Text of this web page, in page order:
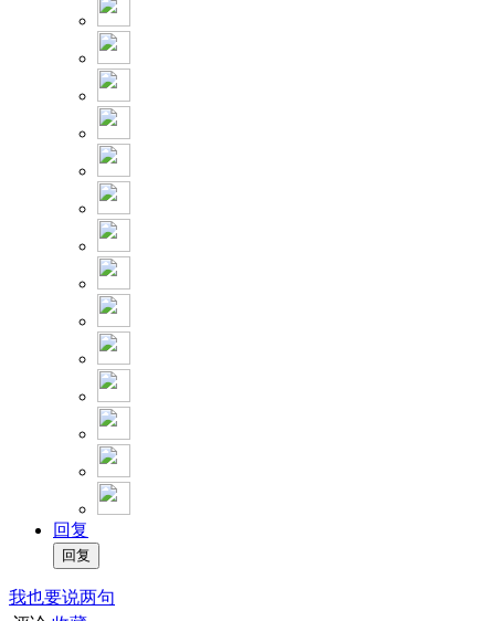
回复
我也要说两句